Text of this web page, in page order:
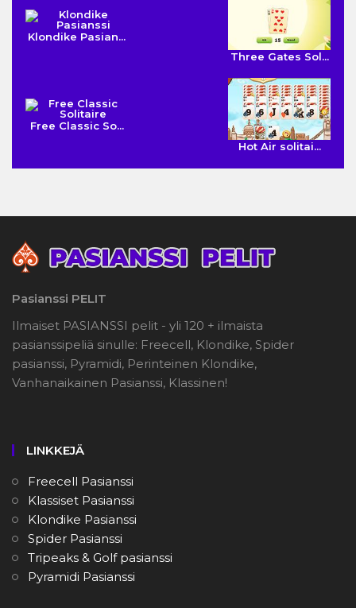
Klondike Pasian...
Three Gates Sol...
Free Classic So...
Hot Air solitai...
Pasianssi PELIT
Ilmaiset PASIANSSI pelit - yli 120 + ilmaista
pasianssipeliä sinulle: Freecell, Klondike, Spider
pasianssi, Pyramidi, Perinteinen Klondike,
Vanhanaikainen Pasianssi, Klassinen!
LINKKEJÄ
Freecell Pasianssi
Klassiset Pasianssi
Klondike Pasianssi
Spider Pasianssi
Tripeaks & Golf pasianssi
Pyramidi Pasianssi